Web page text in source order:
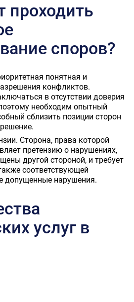
проходить
споров?
понятная и
конфликтов.
в отсутствии доверия
необходим опытный
сблизить позиции сторон
Сторона, права которой
претензию о нарушениях,
другой стороной, и требует
соответствующей
допущенные нарушения.
услуг в